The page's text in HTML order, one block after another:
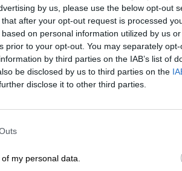
by us, please use the below opt-out
after your opt-out request is processed
on personal information utilized by us
prior to your opt-out. You may separately
by third parties on the IAB’s list of
be disclosed by us to third parties on the
disclose it to other third parties.
my personal data.
relevantes de corrupción".
periodistas afectados José
una querella contra el
material de ambos periodistas.
letal a una de las normas
periodistas y sus medios
judicial y otros contra la
secreto profesional de los